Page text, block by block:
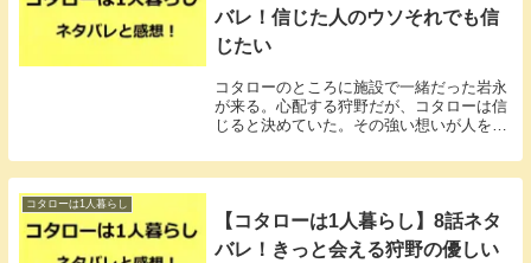
バレ！信じた人のウソそれでも信
じたい
コタローのところに施設で一緒だった岩永
が来る。心配する狩野だが、コタローは信
じると決めていた。その強い想いが人を動
コタローは1人暮らし
【コタローは1人暮らし】8話ネタ
バレ！きっと会える狩野の優しい